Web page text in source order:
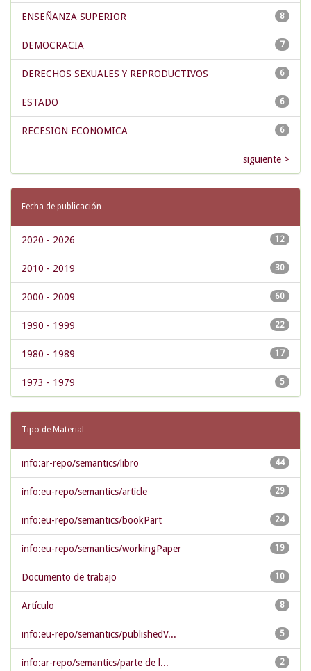
8
ENSEÑANZA SUPERIOR
7
DEMOCRACIA
6
DERECHOS SEXUALES Y REPRODUCTIVOS
6
ESTADO
6
RECESION ECONOMICA
siguiente >
Fecha de publicación
12
2020 - 2026
30
2010 - 2019
60
2000 - 2009
22
1990 - 1999
17
1980 - 1989
5
1973 - 1979
Tipo de Material
44
info:ar-repo/semantics/libro
29
info:eu-repo/semantics/article
24
info:eu-repo/semantics/bookPart
19
info:eu-repo/semantics/workingPaper
10
Documento de trabajo
8
Artículo
5
info:eu-repo/semantics/publishedV...
2
info:ar-repo/semantics/parte de l...